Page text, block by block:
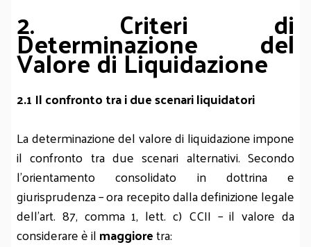
2. Criteri di
Determinazione del
Valore di Liquidazione
2.1 Il confronto tra i due scenari liquidatori
La determinazione del valore di liquidazione impone
il confronto tra due scenari alternativi. Secondo
l’orientamento consolidato in dottrina e
giurisprudenza – ora recepito dalla definizione legale
dell’art. 87, comma 1, lett. c) CCII – il valore da
considerare è ilmaggioretra: